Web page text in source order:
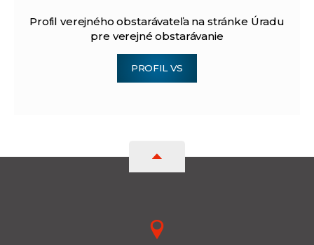
Profil verejného obstarávateľa na stránke Úradu
pre verejné obstarávanie
PROFIL VS